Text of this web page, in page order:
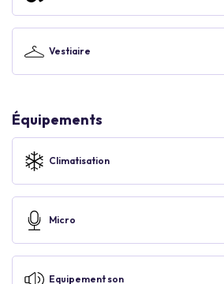
Vestiaire
Équipements
Climatisation
Micro
Equipement son